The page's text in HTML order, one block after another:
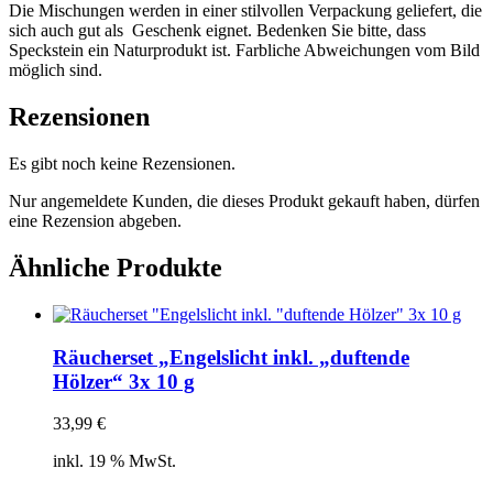
Die Mischungen werden in einer stilvollen Verpackung geliefert, die
sich auch gut als Geschenk eignet. Bedenken Sie bitte, dass
Speckstein ein Naturprodukt ist. Farbliche Abweichungen vom Bild
möglich sind.
Rezensionen
Es gibt noch keine Rezensionen.
Nur angemeldete Kunden, die dieses Produkt gekauft haben, dürfen
eine Rezension abgeben.
Ähnliche Produkte
Räucherset „Engelslicht inkl. „duftende
Hölzer“ 3x 10 g
33,99 €
inkl. 19 % MwSt.